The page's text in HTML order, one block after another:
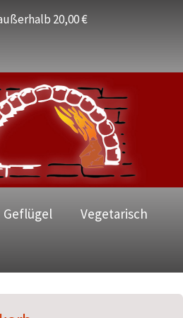
20,00 €
Geflügel Vegetarisch